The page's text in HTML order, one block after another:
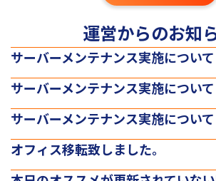
運営からのお知
サーバーメンテナンス実施について
サーバーメンテナンス実施について
サーバーメンテナンス実施について
オフィス移転致しました。